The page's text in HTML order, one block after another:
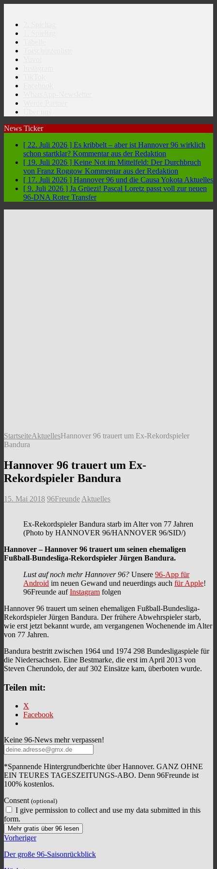
News Ticker
[ 22. Juli 2026 ] Es kribbelt – aber ist Hannover 96 wirklich
schon startklar? Kommentar aus der Redaktion
[ 19. Juli 2026 ] Keine Not im Mittelfeld: Der Durchbruch
von Franz Roggow Kommentar aus der Redaktion
[ 17. Juli 2026 ] Hannover 96 und die Causa Yokota Aktuelles
[ 9. Juli 2026 ] Ja Grüezi! Pascal Loretz passt voll zur neuen
96-DNA Roter Transfer
StartseiteAktuellesHannover 96 trauert um Ex-Rekordspieler
Bandura
Hannover 96 trauert um Ex-
Rekordspieler Bandura
15. Mai 2018 96Freunde Aktuelles
Ex-Rekordspieler Bandura starb im Alter von 77 Jahren
(Photo by HANNOVER 96/HANNOVER 96/SID/)
Hannover – Hannover 96 trauert um seinen ehemaligen
Fußball-Bundesliga-Rekordspieler Jürgen Bandura.
Lust auf noch mehr Hannover 96? Unsere 96-App für
Android im neuen Gewand und neuerdings auch für Apple!
96Freunde aufInstagram folgen
Hannover 96 trauert um seinen ehemaligen Fußball-Bundesliga-
Rekordspieler Jürgen Bandura. Der frühere Abwehrspieler starb,
wie erst jetzt bekannt wurde, am vergangenen Wochenende im Alter
von 77 Jahren.
Bandura bestritt zwischen 1964 und 1974 298 Bundesligaspiele für
die Niedersachsen. Eine Bestmarke, die erst im April 2013 von
Steven Cherundolo, der auf 302 Einsätze kam, überboten wurde.
Teilen mit:
X
Facebook
Keine 96-News mehr verpassen!
*Spannende Hintergrundberichte über Hannover. GANZ OHNE
EIN TEURES TAGESZEITUNGS-ABO. Denn 96Freunde ist
100% kostenlos.
Consent (optional)
I give permission to collect and use my data submitted in this
form.
Mehr gratis über 96 lesen
Vorheriger
Der große 96-Saisonrückblick